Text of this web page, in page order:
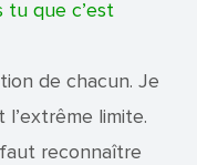
tu que c’est
de chacun. Je
limite.
faut reconnaître